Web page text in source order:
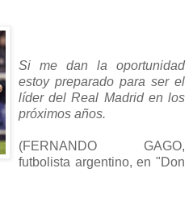
Si me dan la oportunidad
estoy preparado para ser el
líder del Real Madrid en los
próximos años.
(FERNANDO GAGO,
futbolista argentino, en "Don